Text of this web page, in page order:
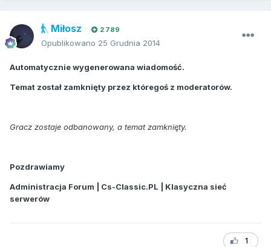
Miłosz 2 789
Opublikowano 25 Grudnia 2014
Automatycznie wygenerowana wiadomość.
Temat został zamknięty przez któregoś z moderatorów.
Gracz zostaje odbanowany, a temat zamknięty.
Pozdrawiamy
Administracja Forum | Cs-Classic.PL | Klasyczna sieć
serwerów
1